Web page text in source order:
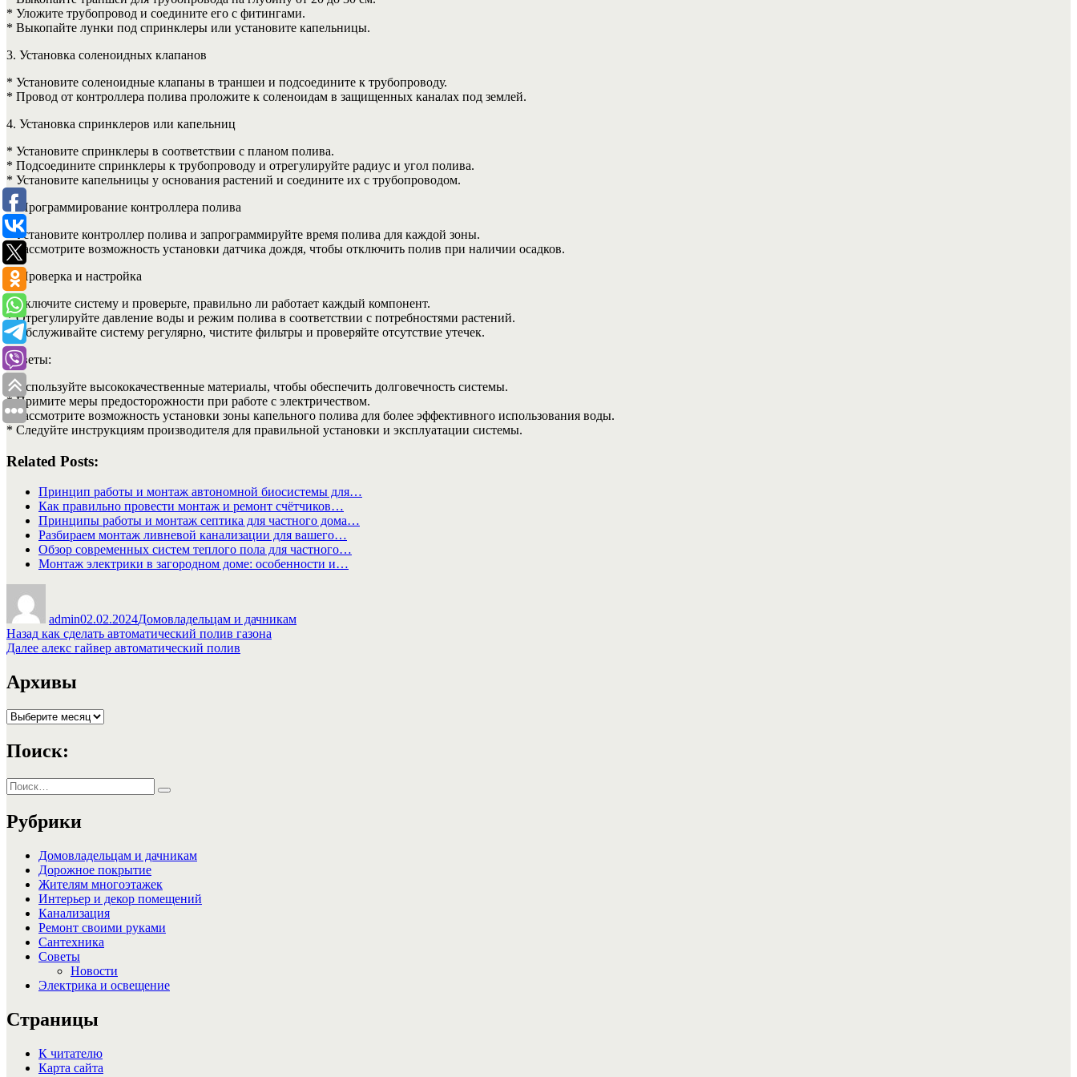
* Уложите трубопровод и соедините его с фитингами.
* Выкопайте лунки под спринклеры или установите капельницы.
3. Установка соленоидных клапанов
* Установите соленоидные клапаны в траншеи и подсоедините к трубопроводу.
* Провод от контроллера полива проложите к соленоидам в защищенных каналах под землей.
4. Установка спринклеров или капельниц
* Установите спринклеры в соответствии с планом полива.
* Подсоедините спринклеры к трубопроводу и отрегулируйте радиус и угол полива.
* Установите капельницы у основания растений и соедините их с трубопроводом.
5. Программирование контроллера полива
* Установите контроллер полива и запрограммируйте время полива для каждой зоны.
* Рассмотрите возможность установки датчика дождя, чтобы отключить полив при наличии осадков.
6. Проверка и настройка
* Включите систему и проверьте, правильно ли работает каждый компонент.
* Отрегулируйте давление воды и режим полива в соответствии с потребностями растений.
* Обслуживайте систему регулярно, чистите фильтры и проверяйте отсутствие утечек.
Советы:
* Используйте высококачественные материалы, чтобы обеспечить долговечность системы.
* Примите меры предосторожности при работе с электричеством.
* Рассмотрите возможность установки зоны капельного полива для более эффективного использования воды.
* Следуйте инструкциям производителя для правильной установки и эксплуатации системы.
Related Posts:
Принцип работы и монтаж автономной биосистемы для…
Как правильно провести монтаж и ремонт счётчиков…
Принципы работы и монтаж септика для частного дома…
Разбираем монтаж ливневой канализации для вашего…
Обзор современных систем теплого пола для частного…
Монтаж электрики в загородном доме: особенности и…
admin02.02.2024Домовладельцам и дачникам
Навигация
по
записям
Назад Предыдущая
запись:
как сделать автоматический полив газона
Далее Следующая
алекс гайвер автоматический полив
Архивы
Архивы
Поиск:
Искать:
Поиск
Рубрики
Домовладельцам и дачникам
Дорожное покрытие
Жителям многоэтажек
Интерьер и декор помещений
Канализация
Ремонт своими руками
Сантехника
Советы
Новости
Электрика и освещение
Страницы
К читателю
Карта сайта